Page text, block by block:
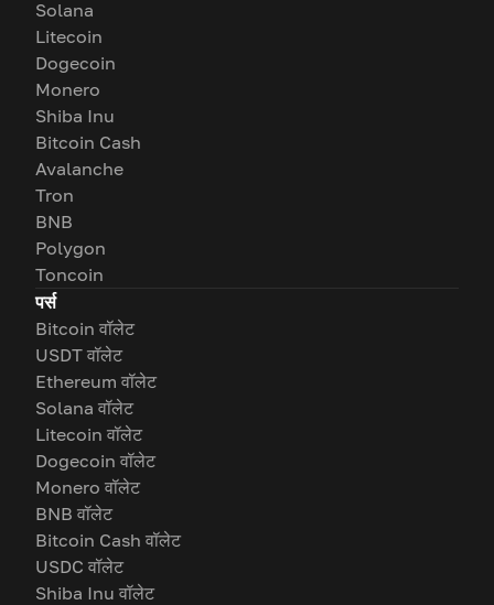
Solana
Litecoin
Dogecoin
Monero
Shiba Inu
Bitcoin Cash
Avalanche
Tron
BNB
Polygon
Toncoin
पर्स
Bitcoin वॉलेट
USDT वॉलेट
Ethereum वॉलेट
Solana वॉलेट
Litecoin वॉलेट
Dogecoin वॉलेट
Monero वॉलेट
BNB वॉलेट
Bitcoin Cash वॉलेट
USDC वॉलेट
Shiba Inu वॉलेट